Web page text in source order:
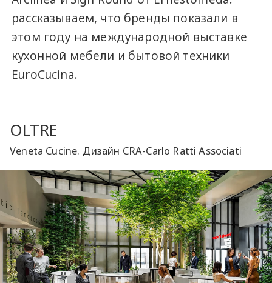
рассказываем, что бренды показали в
этом году на международной выставке
кухонной мебели и бытовой техники
EuroCucina.
OLTRE
Veneta Cucine. Дизайн CRA-Carlo Ratti Associati